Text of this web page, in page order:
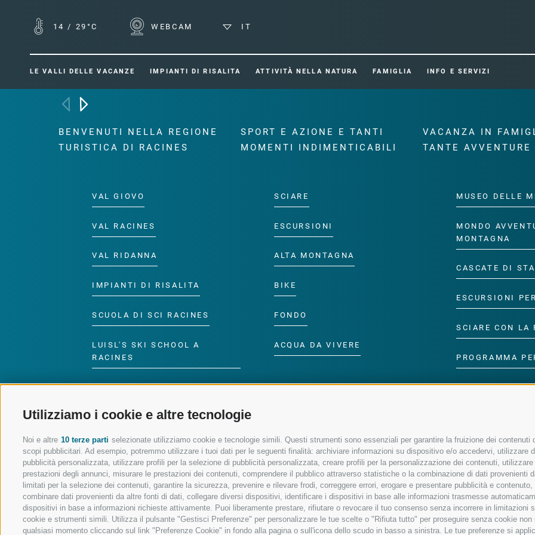
Utilizziamo i cookie e altre tecnologie
Noi e altre 10 terze parti selezionate utilizziamo cookie e tecnologie simili. Questi strumenti sono essenziali per garantire la fruizione dei
scopi pubblicitari. Ad esempio, potremmo utilizzare i tuoi dati per le seguenti finalità: archiviare informazioni su dispositivo e/o accedervi, utilizzare
pubblicità personalizzata, utilizzare profili per la selezione di pubblicità personalizzata, creare profili per la personalizzazione dei contenuti,
prestazioni degli annunci, misurare le prestazioni dei contenuti, comprendere il pubblico attraverso statistiche o la combinazione di dati
limitati per la selezione dei contenuti, garantire la sicurezza, prevenire e rilevare frodi, correggere errori, erogare e presentare pubblicità e
combinare dati provenienti da altre fonti di dati, collegare diversi dispositivi, identificare i dispositivi in base alle informazioni trasmesse
dispositivi in base a informazioni richieste attivamente. Puoi liberamente prestare, rifiutare o revocare il tuo consenso senza incorrere in
cookie e strumenti simili. Utilizza il pulsante "Gestisci Preferenze" per personalizzare le tue scelte o "Rifiuta tutto" per proseguire senza cookie
qualsiasi momento cliccando sul link "Preferenze Cookie" in fondo alla pagina o sull'icona dello scudo in basso a sinistra. Le tue preferenze si
14 / 29°C WEBCAM IT
LE VALLI DELLE VACANZE IMPIANTI DI RISALITA ATTIVITÀ NELLA NATURA FAMIGLIA INFO E SERVIZI
BENVENUTI NELLA REGIONE
TURISTICA DI RACINES
VAL GIOVO
VAL RACINES
VAL RIDANNA
IMPIANTI DI RISALITA
SCUOLA DI SCI RACINES
LUISL'S SKI SCHOOL A
RACINES
SPORT E AZIONE E TANTI
MOMENTI INDIMENTICABILI
SCIARE
ESCURSIONI
ALTA MONTAGNA
BIKE
FONDO
ACQUA DA VIVERE
VACANZA IN
TANTE AVVENTURE
MUSEO DELLE
MONDO
MONTAGNA
CASCATE DI
ESCURSIONI
SCIARE CON LA
PROGRAMMA
SEGUICI SUI SOCIAL